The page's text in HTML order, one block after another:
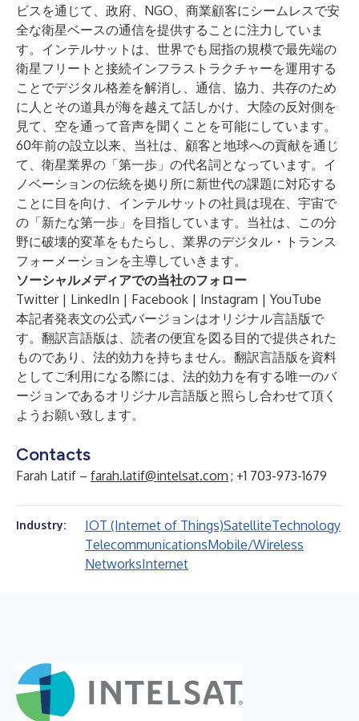
ビスを通じて、政府、NGO、商業顧客にシームレスで安
全な衛星ベースの通信を提供することに注力していま
す。インテルサットは、世界でも屈指の規模で最先端の
衛星フリートと接続インフラストラクチャーを運用する
ことでデジタル格差を解消し、通信、協力、共存のため
に人とその道具が海を越えて話しかけ、大陸の反対側を
見て、空を通って音声を聞くことを可能にしています。
60年前の設立以来、当社は、顧客と地球への貢献を通じ
て、衛星業界の「第一歩」の代名詞となっています。イ
ノベーションの伝統を拠り所に新世代の課題に対応する
ことに目を向け、 インテルサット の社員は現在、宇宙で
の「新たな第一歩」を目指しています。当社は、この分
野に破壊的変革をもたらし、業界のデジタル・トランス
フォーメーションを主導していきます。
ソーシャルメディアでの当社のフォロー
Twitter| LinkedIn | Facebook | Instagram | YouTube
本記者発表文の公式バージョンはオリジナル言語版で
す。翻訳言語版は、読者の便宜を図る目的で提供された
ものであり、法的効力を持ちません。翻訳言語版を資料
としてご利用になる際には、法的効力を有する唯一のバ
ージョンであるオリジナル言語版と照らし合わせて頂く
ようお願い致します。
Contacts
Farah Latif – farah.latif@intelsat.com ; +1 703-973-1679
Industry: IOT (Internet of Things)SatelliteTechnology
TelecommunicationsMobile/Wireless
NetworksInternet